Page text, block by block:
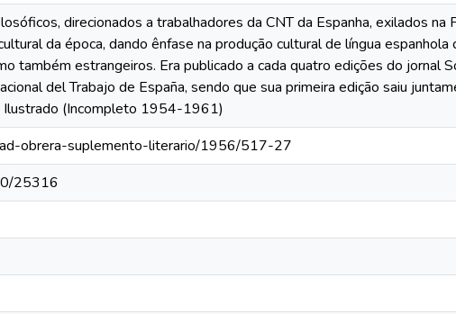
direcionados a trabalhadores da CNT da Espanha, exilados na
da época, dando ênfase na produção cultural de língua espanhola
também estrangeiros. Era publicado a cada quatro edições do jornal
del Trabajo de España, sendo que sua primeira edição saiu
Ilustrado (Incompleto 1954-1961)
obrera-suplemento-literario/1956/517-27
25316